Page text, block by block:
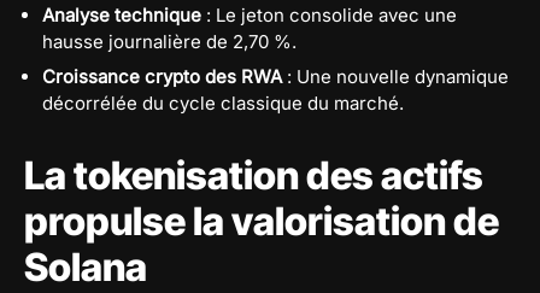
Analyse technique : Le jeton consolide avec une
hausse journalière de 2,70 %.
Croissance crypto des RWA: Une nouvelle dynamique
décorrélée du cycle classique du marché.
La tokenisation des actifs
propulse la valorisation de
Solana